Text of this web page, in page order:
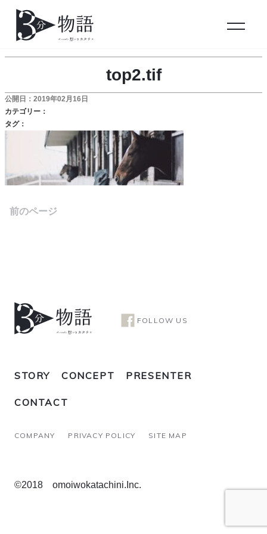
top2.tif
公開日：2019年02月16日
カテゴリー：
タグ：
前のページ
FOLLOW US
STORY CONCEPT PRESENTER
CONTACT
COMPANY PRIVACY POLICY SITE MAP
©2018 omoiwokatachini.Inc.